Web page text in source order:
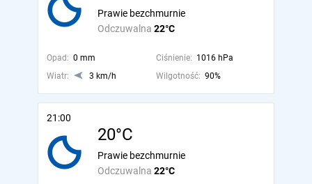
Odczuwalna 22°C
Prawie bezchmurnie
Opad: 0 mm Ciśnienie: 1016 hPa
Wiatr:
3 km/h Wilgotność: 90%
21:00
20°C
Odczuwalna 22°C
Prawie bezchmurnie